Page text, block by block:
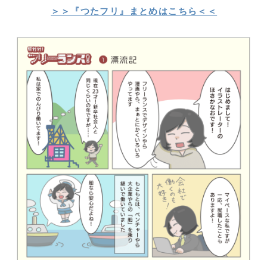
＞＞『つたフリ』まとめはこちら＜＜